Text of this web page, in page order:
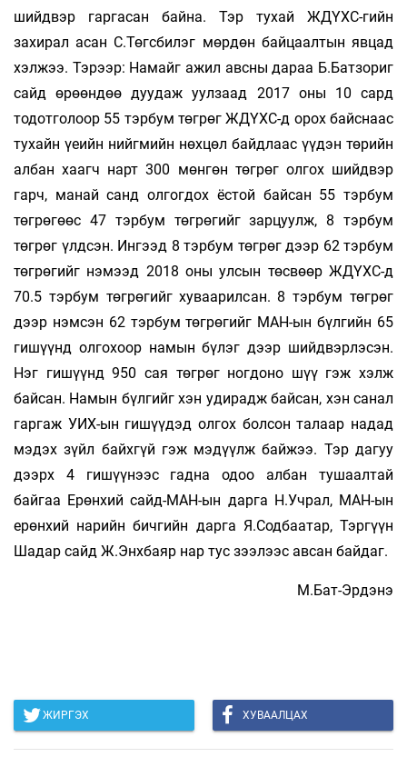
шийдвэр гаргасан байна. Тэр тухай ЖДҮХС-гийн
захирал асан С.Төгсбилэг мөрдөн байцаалтын явцад
хэлжээ. Тэрээр: Намайг ажил авсны дараа Б.Батзориг
сайд өрөөндөө дуудаж уулзаад 2017 оны 10 сард
тодотголоор 55 тэрбум төгрөг ЖДҮХС-д орох байснаас
тухайн үеийн нийгмийн нөхцөл байдлаас үүдэн төрийн
албан хаагч нарт 300 мөнгөн төгрөг олгох шийдвэр
гарч, манай санд олгогдох ёстой байсан 55 тэрбум
төгрөгөөс 47 тэрбум төгрөгийг зарцуулж, 8 тэрбум
төгрөг үлдсэн. Ингээд 8 тэрбум төгрөг дээр 62 тэрбум
төгрөгийг нэмээд 2018 оны улсын төсвөөр ЖДҮХС-д
70.5 тэрбум төгрөгийг хуваарилсан. 8 тэрбум төгрөг
дээр нэмсэн 62 тэрбум төгрөгийг МАН-ын бүлгийн 65
гишүүнд олгохоор намын бүлэг дээр шийдвэрлэсэн.
Нэг гишүүнд 950 сая төгрөг ногдоно шүү гэж хэлж
байсан. Намын бүлгийг хэн удирадж байсан, хэн санал
гаргаж УИХ-ын гишүүдэд олгох болсон талаар надад
мэдэх зүйл байхгүй гэж мэдүүлж байжээ. Тэр дагуу
дээрх 4 гишүүнээс гадна одоо албан тушаалтай
байгаа Ерөнхий сайд-МАН-ын дарга Н.Учрал, МАН-ын
ерөнхий нарийн бичгийн дарга Я.Содбаатар, Тэргүүн
Шадар сайд Ж.Энхбаяр нар тус зээлээс авсан байдаг.
М.Бат-Эрдэнэ
ЖИРГЭХ ХУВААЛЦАХ